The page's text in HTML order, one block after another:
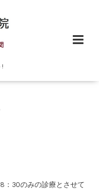
!
：30のみの診療とさせて